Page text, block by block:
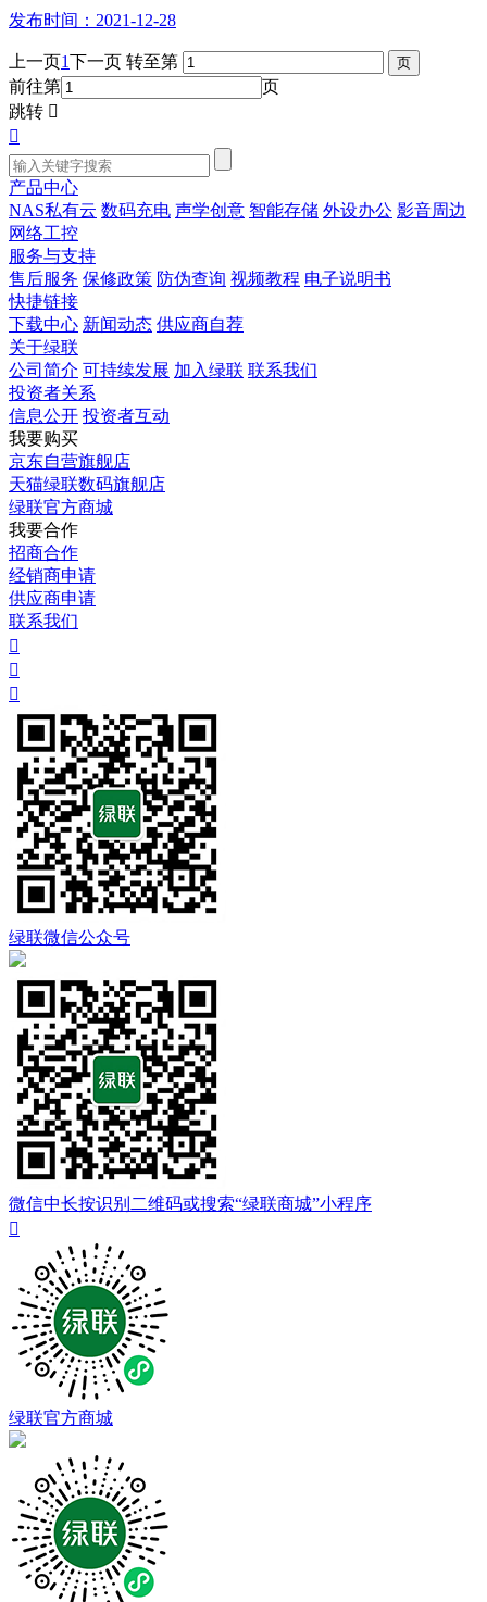
发布时间：2021-12-28
上一页1下一页 转至第
前往第
页
跳转 

产品中心
NAS私有云 数码充电 声学创意 智能存储 外设办公 影音周边
网络工控
服务与支持
售后服务 保修政策 防伪查询 视频教程 电子说明书
快捷链接
下载中心 新闻动态 供应商自荐
关于绿联
公司简介 可持续发展 加入绿联 联系我们
投资者关系
信息公开 投资者互动
我要购买
京东自营旗舰店
天猫绿联数码旗舰店
绿联官方商城
我要合作
招商合作
经销商申请
供应商申请
联系我们



绿联微信公众号
微信中长按识别二维码或搜索“绿联商城”小程序

绿联官方商城